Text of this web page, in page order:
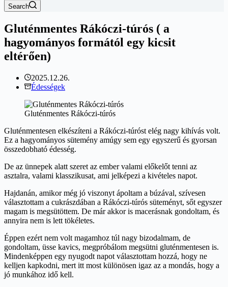
Search
Gluténmentes Rákóczi-túrós ( a
hagyományos formától egy kicsit
eltérően)
2025.12.26.
Édességek
Gluténmentes Rákóczi-túrós
Gluténmentesen elkészíteni a Rákóczi-túróst elég nagy kihívás volt.
Ez a hagyományos sütemény amúgy sem egy egyszerű és gyorsan
összedobható édesség.
De az ünnepek alatt szeret az ember valami előkelőt tenni az
asztalra, valami klasszikusat, ami jelképezi a kivételes napot.
Hajdanán, amikor még jó viszonyt ápoltam a búzával, szívesen
választottam a cukrászdában a Rákóczi-túrós süteményt, sőt egyszer
magam is megsütöttem. De már akkor is macerásnak gondoltam, és
annyira nem is lett tökéletes.
Éppen ezért nem volt magamhoz túl nagy bizodalmam, de
gondoltam, üsse kavics, megpróbálom megsütni gluténmentesen is.
Mindenképpen egy nyugodt napot választottam hozzá, hogy ne
kelljen kapkodni, mert itt most különösen igaz az a mondás, hogy a
jó munkához idő kell.